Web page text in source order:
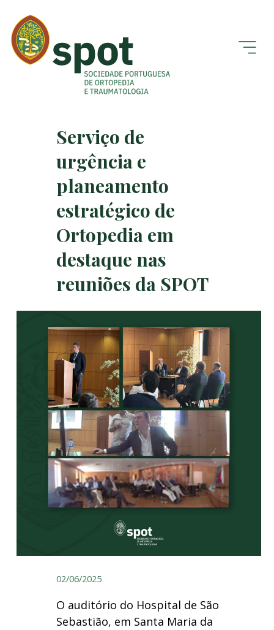
Serviço de
urgência e
planeamento
estratégico de
Ortopedia em
destaque nas
reuniões da SPOT
02/06/2025
O auditório do Hospital de São
Sebastião, em Santa Maria da